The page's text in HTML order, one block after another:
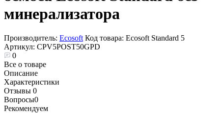
минерализатора
Производитель: Ecosoft Код товара: Ecosoft Standard 5
Артикул: CPV5POST50GPD
0
Все о товаре
Описание
Характеристики
Отзывы 0
Вопросы0
Рекомендуем